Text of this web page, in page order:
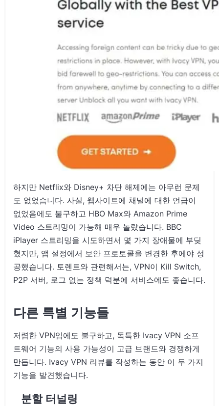
하지만 Netflix와 Disney+ 차단 해제에는 아무런 문제
도 없었습니다. 사실, 웹사이트에 채널에 대한 언급이
없었음에도 불구하고 HBO Max와 Amazon Prime
Video 스트리밍이 가능해 매우 놀랐습니다. BBC
iPlayer 스트리밍을 시도하면서 몇 가지 장애물에 부딪
혔지만, 앱 설정에서 보안 프로토콜을 변경한 후에야 성
공했습니다. 토렌트와 관련해서는, VPN이 Kill Switch,
P2P 서버, 로그 없는 정책 덕분에 서비스에도 좋습니다.
다른 특별 기능들
저렴한 VPN임에도 불구하고, 독특한 Ivacy VPN 소프
트웨어 기능의 사용 가능성이 고급 브랜드와 경쟁하게
만듭니다. Ivacy VPN 리뷰를 작성하는 동안 이 두 가지
기능을 발견했습니다.
분할 터널링